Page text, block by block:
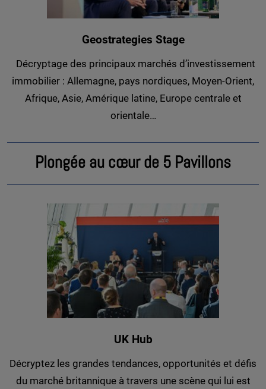
Geostrategies Stage
Décryptage des principaux marchés d’investissement
immobilier : Allemagne, pays nordiques, Moyen-Orient,
Afrique, Asie, Amérique latine, Europe centrale et
orientale…
Plongée au cœur de 5 Pavillons
UK Hub
Décryptez les grandes tendances, opportunités et défis
du marché britannique à travers une scène qui lui est